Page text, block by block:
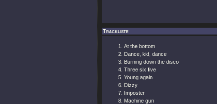
Trackliste
At the bottom
Dance, kid, dance
Burning down the disco
Three six five
Young again
Dizzy
Imposter
Machine gun